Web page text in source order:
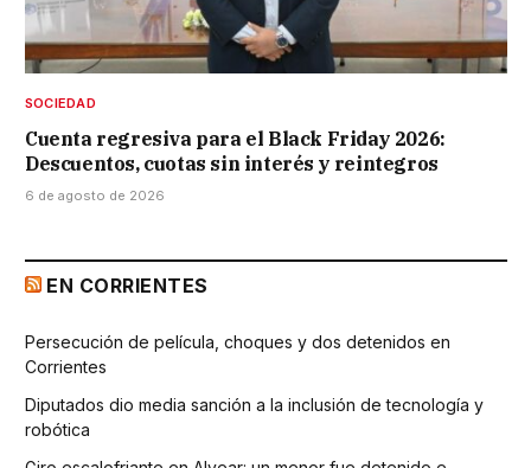
SOCIEDAD
Cuenta regresiva para el Black Friday 2026:
Descuentos, cuotas sin interés y reintegros
6 de agosto de 2026
EN CORRIENTES
Persecución de película, choques y dos detenidos en
Corrientes
Diputados dio media sanción a la inclusión de tecnología y
robótica